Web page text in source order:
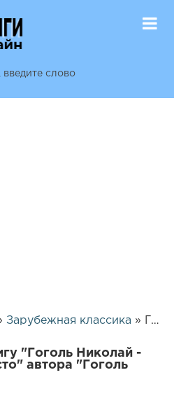
Зарубежная классика » Гоголь Николай - Заколдованное место | 9872
"Гоголь Николай -
автора "Гоголь